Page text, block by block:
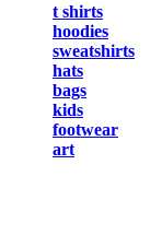
t shirts
hoodies
sweatshirts
hats
bags
kids
footwear
art